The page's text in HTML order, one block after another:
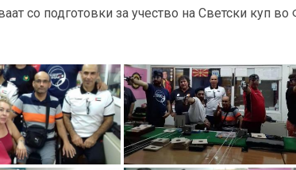
со подготовки за учество на Светски куп во